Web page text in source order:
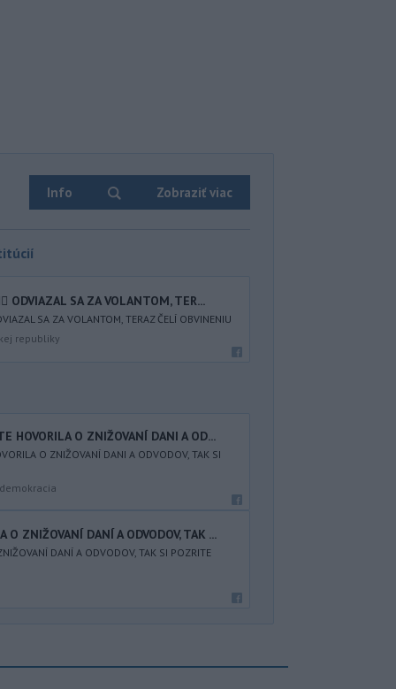
Info Zobraziť viac
ODVIAZAL SA ZA VOLANTOM, TER...
SA ZA VOLANTOM, TERAZ ČELÍ OBVINENIU
republiky
HOVORILA O ZNIŽOVANÍ DANI A OD...
O ZNIŽOVANÍ DANI A ODVODOV, TAK SI
O ZNIŽOVANÍ DANÍ A ODVODOV, TAK ...
DANÍ A ODVODOV, TAK SI POZRITE